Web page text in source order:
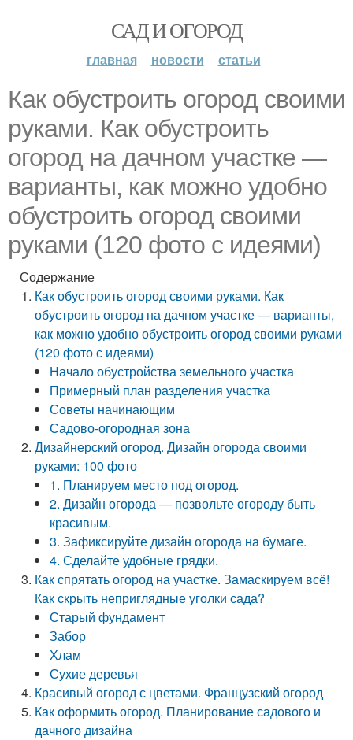
САД И ОГОРОД
главная новости статьи
Как обустроить огород своими
руками. Как обустроить
огород на дачном участке —
варианты, как можно удобно
обустроить огород своими
руками (120 фото с идеями)
Содержание
Как обустроить огород своими руками. Как
обустроить огород на дачном участке — варианты,
как можно удобно обустроить огород своими руками
(120 фото с идеями)
Начало обустройства земельного участка
Примерный план разделения участка
Советы начинающим
Садово-огородная зона
Дизайнерский огород. Дизайн огорода своими
руками: 100 фото
1. Планируем место под огород.
2. Дизайн огорода — позвольте огороду быть
красивым.
3. Зафиксируйте дизайн огорода на бумаге.
4. Сделайте удобные грядки.
Как спрятать огород на участке. Замаскируем всё!
Как скрыть неприглядные уголки сада?
Старый фундамент
Забор
Хлам
Сухие деревья
Красивый огород с цветами. Французский огород
Как оформить огород. Планирование садового и
дачного дизайна